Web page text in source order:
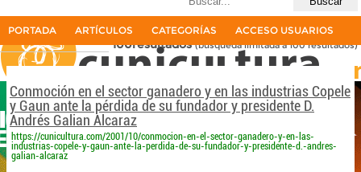
La primera revista del sector cunícola en español
PORTADA ARTÍCULOS CATEGORÍAS ACCESO USUARIOS
perdida de equilibrio conejos
100resultados(búsqueda limitada a 100 resultados)
Conmoción en el sector ganadero y en las industrias Copele
y Gaun ante la pérdida de su fundador y presidente D.
Andrés Galian Alcaraz
https://cunicultura.com/2001/10/conmocion-en-el-sector-ganadero-y-en-las-
industrias-copele-y-gaun-ante-la-perdida-de-su-fundador-y-presidente-d.-andres-
galian-alcaraz